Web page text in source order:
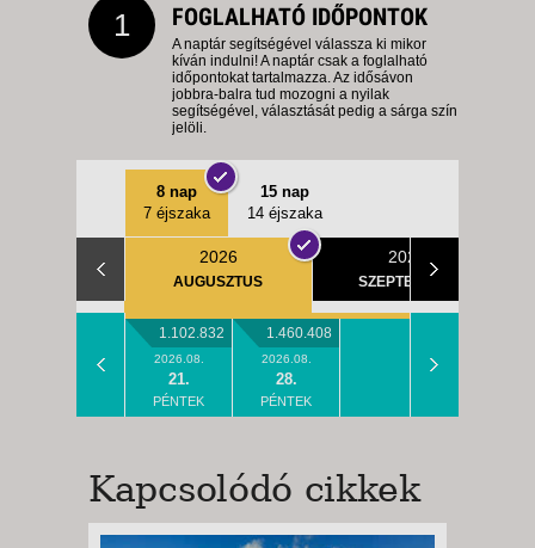
1 FOGLALHATÓ IDŐPONTOK
A naptár segítségével válassza ki mikor
kíván indulni! A naptár csak a foglalható
időpontokat tartalmazza. Az idősávon
jobbra-balra tud mozogni a nyilak
segítségével, választását pedig a sárga szín
jelöli.
8 nap
7 éjszaka
15 nap
14 éjszaka
2026
AUGUSZTUS
2026
SZEPTEMBER
1.102.832
2026.08.
21.
PÉNTEK
1.460.408
2026.08.
28.
PÉNTEK
Kapcsolódó cikkek